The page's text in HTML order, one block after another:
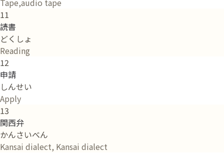
Tape,audio tape
11
読書
どくしょ
Reading
12
申請
しんせい
Apply
13
関西弁
かんさいべん
Kansai dialect, Kansai dialect